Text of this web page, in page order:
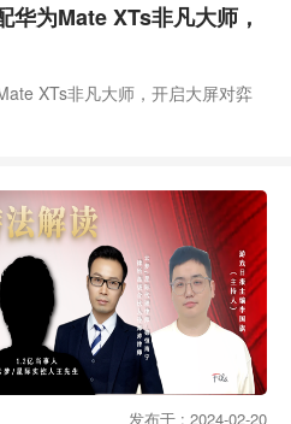
华为Mate XTs非凡大师，
XTs非凡大师，开启大屏对弈
发布于 : 2024-02-20